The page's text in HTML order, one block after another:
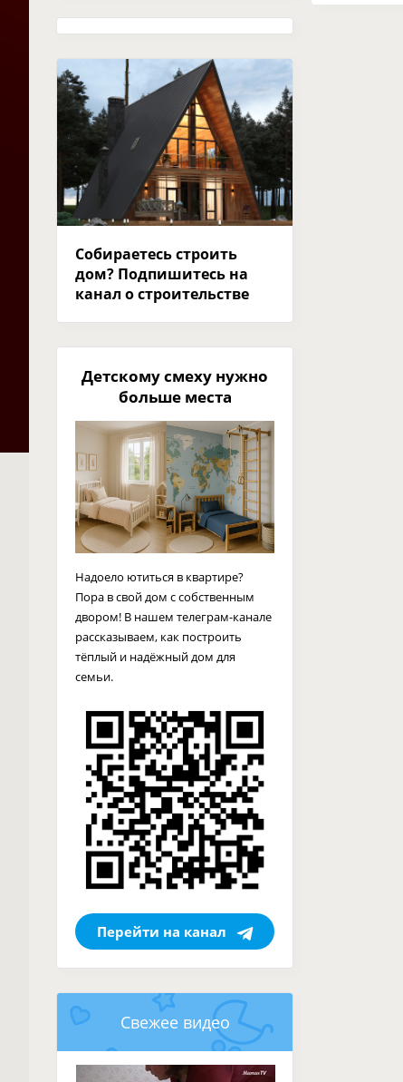
Собираетесь строить
дом? Подпишитесь на
канал о строительстве
Детскому смеху нужно
больше места
Надоело ютиться в квартире?
Пора в свой дом с собственным
двором! В нашем телеграм-канале
рассказываем, как построить
тёплый и надёжный дом для
семьи.
Перейти на канал
Свежее видео